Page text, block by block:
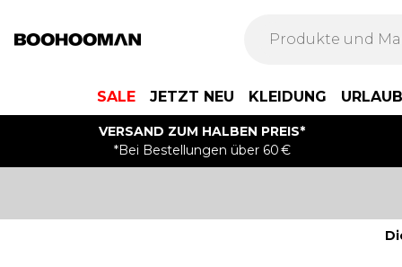
SALE JETZT NEU KLEIDUNG
VERSAND ZUM HALBEN PREIS*
*Bei Bestellungen über 60 €